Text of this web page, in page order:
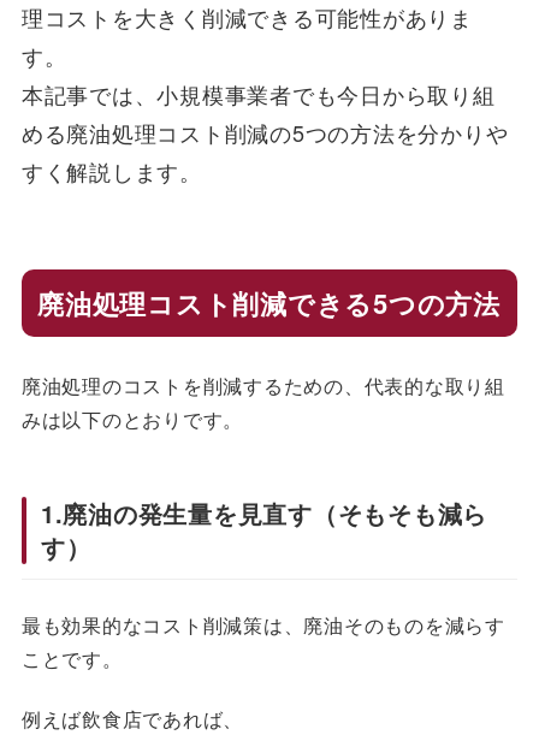
理コストを大きく削減できる可能性がありま
す。
本記事では、小規模事業者でも今日から取り組
める廃油処理コスト削減の5つの方法を分かりや
すく解説します。
廃油処理コスト削減できる5つの方法
廃油処理のコストを削減するための、代表的な取り組
みは以下のとおりです。
1.廃油の発生量を見直す（そもそも減ら
す）
最も効果的なコスト削減策は、廃油そのものを減らす
ことです。
例えば飲食店であれば、